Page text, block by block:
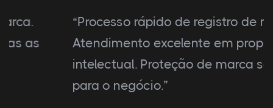
“Processo rápido de registro de marca.
Atendimento excelente em propriedade
intelectual. Proteção de marca satisfatória
para o negócio.”